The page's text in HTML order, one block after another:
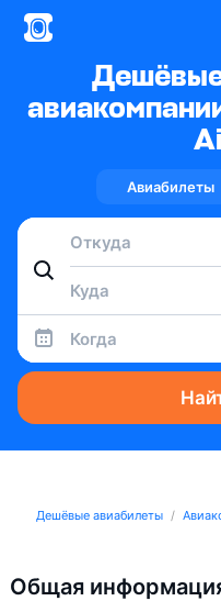
Авиабилеты
Когда
Дешёвые авиабилеты
Общая